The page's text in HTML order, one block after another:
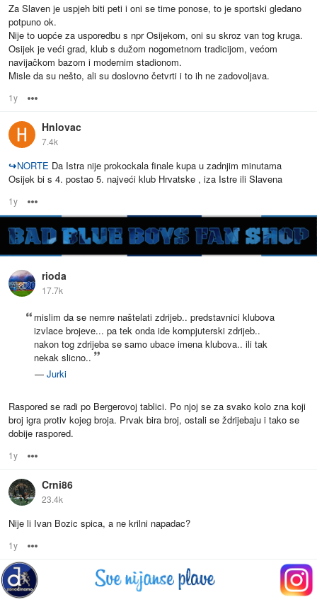
Za Slaven je uspjeh biti peti i oni se time ponose, to je sportski gledano
potpuno ok.
Nije to uopće za usporedbu s npr Osijekom, oni su skroz van tog kruga.
Osijek je veći grad, klub s dužom nogometnom tradicijom, većom
navijačkom bazom i modernim stadionom.
Misle da su nešto, ali su doslovno četvrti i to ih ne zadovoljava.
1y
Hnlovac
7.4k
↪NORTE Da Istra nije prokockala finale kupa u zadnjim minutama
Osijek bi s 4. postao 5. najveći klub Hrvatske , iza Istre ili Slavena
1y
rioda
17.7k
mislim da se nemre naštelati zdrijeb.. predstavnici klubova
izvlace brojeve... pa tek onda ide kompjuterski zdrijeb..
nakon tog zdrijeba se samo ubace imena klubova.. ili tak
nekak slicno..
— Jurki
Raspored se radi po Bergerovoj tablici. Po njoj se za svako kolo zna koji
broj igra protiv kojeg broja. Prvak bira broj, ostali se ždrijebaju i tako se
dobije raspored.
1y
Crni86
23.4k
Nije li Ivan Bozic spica, a ne krilni napadac?
1y